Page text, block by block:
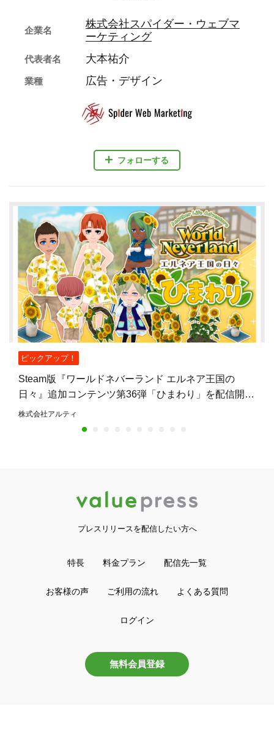
フォローする
企業名
株式会社スパイダー・ウェブマ
ーケティング
代表者名 大本祐介
業種 広告・デザイン
ピックアップ！
Steam版『ワールドネバーランド エルネア王国の
日々』追加コンテンツ第36弾「ひまわり」を配信開
始！
株式会社アルティ
プレスリリースを配信したい方へ
特長 料金プラン 配信先一覧
お客様の声 ご利用の流れ よくある質問
ログイン
無料会員登録